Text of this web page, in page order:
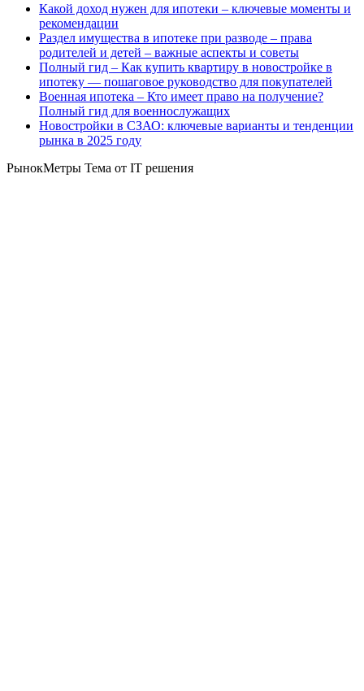
Какой доход нужен для ипотеки – ключевые моменты и
рекомендации
Раздел имущества в ипотеке при разводе – права
родителей и детей – важные аспекты и советы
Полный гид – Как купить квартиру в новостройке в
ипотеку — пошаговое руководство для покупателей
Военная ипотека – Кто имеет право на получение?
Полный гид для военнослужащих
Новостройки в СЗАО: ключевые варианты и тенденции
рынка в 2025 году
РынокМетры Тема от IT решения